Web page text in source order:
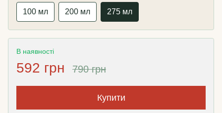
100 мл 200 мл 275 мл
В наявності
592 грн 790 грн
Купити